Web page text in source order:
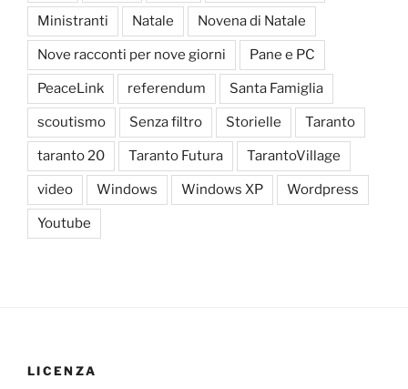
Ministranti Natale Novena di Natale
Nove racconti per nove giorni Pane e PC
PeaceLink referendum Santa Famiglia
scoutismo Senza filtro Storielle Taranto
taranto 20 Taranto Futura TarantoVillage
video Windows Windows XP Wordpress
Youtube
LICENZA